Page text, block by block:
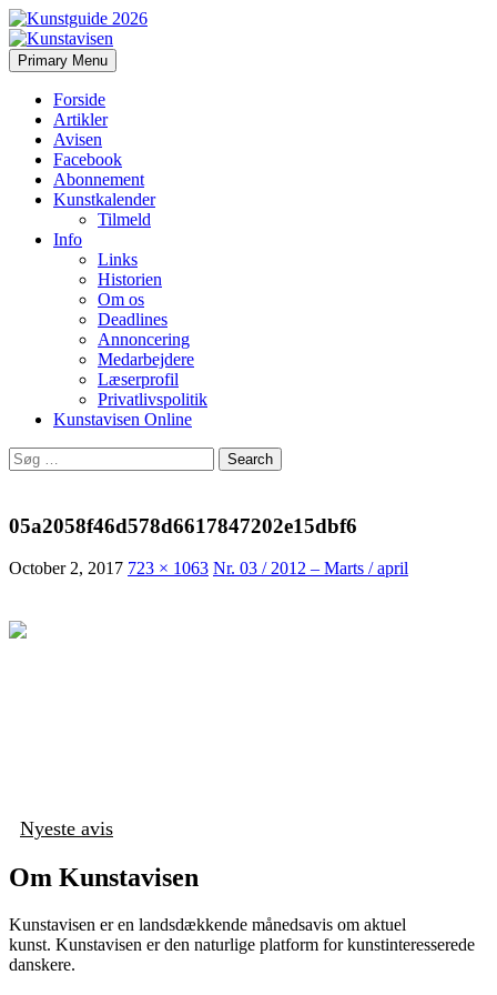
Kunstavisen
Search
Primary Menu Skip
to
Forside
Artikler
Avisen
Facebook
Abonnement
Kunstkalender
Tilmeld
Info
Links
Historien
Om os
Deadlines
Annoncering
Medarbejdere
Læserprofil
Privatlivspolitik
Kunstavisen Online
Search
for:
05a2058f46d578d6617847202e15dbf6
October 2, 2017 723 × 1063 Nr. 03 / 2012 – Marts / april
Nyeste avis
Om Kunstavisen
Kunstavisen er en landsdækkende månedsavis om aktuel
kunst. Kunstavisen er den naturlige platform for kunstinteresserede
danskere.